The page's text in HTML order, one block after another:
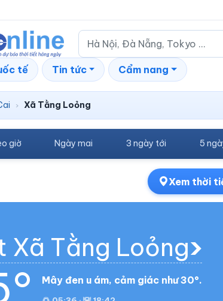
tế Tin tức Cẩm nang
› Xã Tằng Loỏng
giờ Ngày mai 3 ngày tới 5
Xem thời
Xã Tằng Loỏng
Mây đen u ám, cảm giác như 30°.